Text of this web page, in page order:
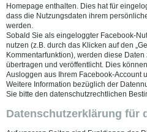
Homepage enthalten. Dies hat für
dass die Nutzungsdaten ihrem
werden.
Sobald Sie als eingeloggter Facebook-
nutzen (z.B. durch das Klicken auf den
Kommentarfunktion), werden diese
übertragen und veröffentlicht. Dies
Ausloggen aus Ihrem Facebook-Account
Weitere Information bezüglich der
Sie bitte den datenschutzrechtlichen
Datenschutzerklärung für